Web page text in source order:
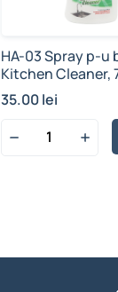
HA-03 Spray p-u
Kitchen Cleaner,
(1/12 buc)
35.00 lei